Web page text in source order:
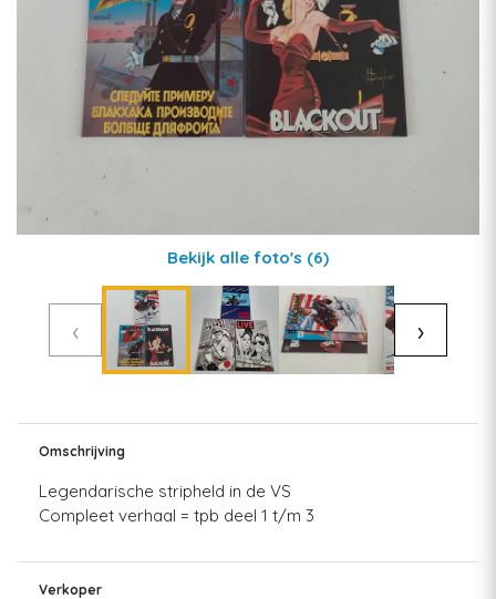
Bekijk alle foto's (6)
‹ ›
Omschrijving
Legendarische stripheld in de VS
Compleet verhaal = tpb deel 1 t/m 3
Verkoper